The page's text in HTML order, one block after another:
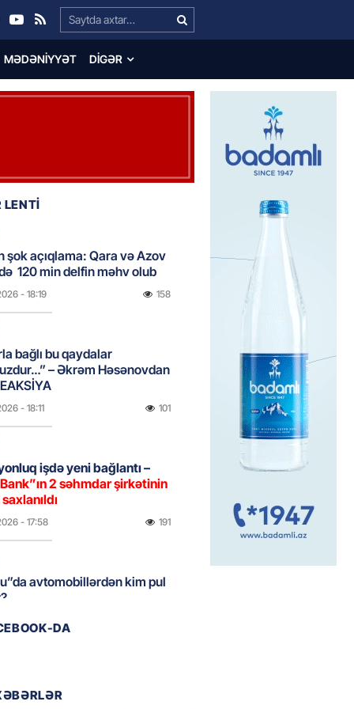
Search…
MƏDƏNIYYƏT DIGƏR
şok açıqlama: Qara və Azov
120 min delfin məhv olub
- 18:19 158
bağlı bu qaydalar
– Əkrəm Həsənovdan
- 18:11 101
işdə yeni bağlantı –
2 səhmdar şirkətinin
- 17:58 191
avtomobillərdən kim pul
REPORTAJ
DA